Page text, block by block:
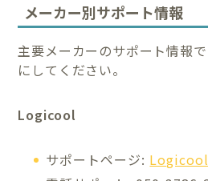
メーカー別サポート情報
主要メーカーのサポート情報
にしてください。
Logicool
サポートページ: Logicool